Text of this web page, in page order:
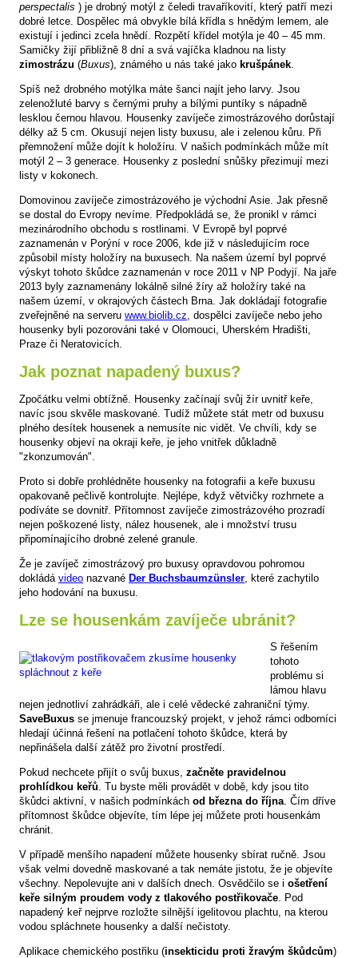
perspectalis ) je drobný motýl z čeledi travaříkovití, který patří mezi
dobré letce. Dospělec má obvykle bílá křídla s hnědým lemem, ale
existují i jedinci zcela hnědí. Rozpětí křídel motýla je 40 – 45 mm.
Samičky žijí přibližně 8 dní a svá vajíčka kladnou na listy
zimostrázu (Buxus), známého u nás také jako krušpánek.
Spíš než drobného motýlka máte šanci najít jeho larvy. Jsou
zelenožluté barvy s černými pruhy a bílými puntíky s nápadně
lesklou černou hlavou. Housenky zavíječe zimostrázového dorůstají
délky až 5 cm. Okusují nejen listy buxusu, ale i zelenou kůru. Při
přemnožení může dojít k holožíru. V našich podmínkách může mít
motýl 2 – 3 generace. Housenky z poslední snůšky přezimují mezi
listy v kokonech.
Domovinou zavíječe zimostrázového je východní Asie. Jak přesně
se dostal do Evropy nevíme. Předpokládá se, že pronikl v rámci
mezinárodního obchodu s rostlinami. V Evropě byl poprvé
zaznamenán v Porýní v roce 2006, kde již v následujícím roce
způsobil místy holožíry na buxusech. Na našem území byl poprvé
výskyt tohoto škůdce zaznamenán v roce 2011 v NP Podyjí. Na jaře
2013 byly zaznamenány lokálně silné žíry až holožíry také na
našem území, v okrajových částech Brna. Jak dokládají fotografie
zveřejněné na serveru www.biolib.cz, dospělci zavíječe nebo jeho
housenky byli pozorováni také v Olomouci, Uherském Hradišti,
Praze či Neratovicích.
Jak poznat napadený buxus?
Zpočátku velmi obtížně. Housenky začínají svůj žír uvnitř keře,
navíc jsou skvěle maskované. Tudíž můžete stát metr od buxusu
plného desítek housenek a nemusíte nic vidět. Ve chvíli, kdy se
housenky objeví na okraji keře, je jeho vnitřek důkladně
"zkonzumován".
Proto si dobře prohlédněte housenky na fotografii a keře buxusu
opakovaně pečlivě kontrolujte. Nejlépe, když větvičky rozhrnete a
podíváte se dovnitř. Přítomnost zavíječe zimostrázového prozradí
nejen poškozené listy, nález housenek, ale i množství trusu
připomínajícího drobné zelené granule.
Že je zavíječ zimostrázový pro buxusy opravdovou pohromou
dokládá video nazvané Der Buchsbaumzünsler , které zachytilo
jeho hodování na buxusu.
Lze se housenkám zavíječe ubránit?
S řešením
tohoto
problému si
lámou hlavu
nejen jednotliví zahrádkáři, ale i celé vědecké zahraniční týmy.
SaveBuxus se jmenuje francouzský projekt, v jehož rámci odborníci
hledají účinná řešení na potlačení tohoto škůdce, která by
nepřinášela další zátěž pro životní prostředí.
Pokud nechcete přijít o svůj buxus, začněte pravidelnou
prohlídkou keřů . Tu byste měli provádět v době, kdy jsou tito
škůdci aktivní, v našich podmínkách od března do října . Čím dříve
přítomnost škůdce objevíte, tím lépe jej můžete proti housenkám
chránit.
V případě menšího napadení můžete housenky sbírat ručně. Jsou
však velmi dovedně maskované a tak nemáte jistotu, že je objevíte
všechny. Nepolevujte ani v dalších dnech. Osvědčilo se i ošetření
keře silným proudem vody z tlakového postřikovače . Pod
napadený keř nejprve rozložte silnější igelitovou plachtu, na kterou
vodou spláchnete housenky a další nečistoty.
Aplikace chemického postřiku (insekticidu proti žravým škůdcům)